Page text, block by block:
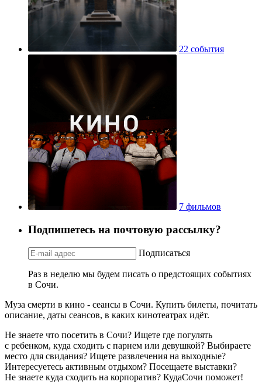
22 события
7 фильмов
Подпишетесь на почтовую рассылку?
Подписаться
Раз в неделю мы будем писать о предстоящих событиях
в Сочи.
Муза смерти в кино - сеансы в Сочи. Купить билеты, почитать
описание, даты сеансов, в каких кинотеатрах идёт.
Не знаете что посетить в Сочи? Ищете где погулять
с ребенком, куда сходить с парнем или девушкой? Выбираете
место для свидания? Ищете развлечения на выходные?
Интересуетесь активным отдыхом? Посещаете выставки?
Не знаете куда сходить на корпоратив? КудаСочи поможет!